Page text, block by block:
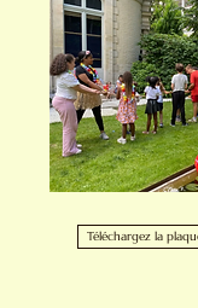
Téléchargez la